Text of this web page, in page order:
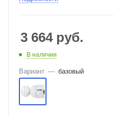
питание DC 12V (400 мА), -
3 664руб.
В наличии
Вариант — базовый